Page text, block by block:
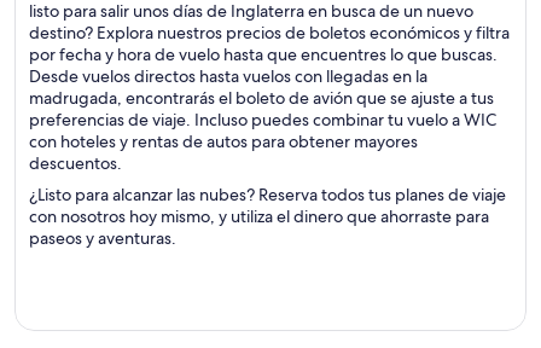
listo para salir unos días de Inglaterra en busca de un nuevo
destino? Explora nuestros precios de boletos económicos y filtra
por fecha y hora de vuelo hasta que encuentres lo que buscas.
Desde vuelos directos hasta vuelos con llegadas en la
madrugada, encontrarás el boleto de avión que se ajuste a tus
preferencias de viaje. Incluso puedes combinar tu vuelo a WIC
con hoteles y rentas de autos para obtener mayores
descuentos.
¿Listo para alcanzar las nubes? Reserva todos tus planes de viaje
con nosotros hoy mismo, y utiliza el dinero que ahorraste para
paseos y aventuras.